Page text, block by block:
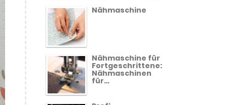
Nähmaschine
Nähmaschine für
Fortgeschrittene:
Nähmaschinen
für…